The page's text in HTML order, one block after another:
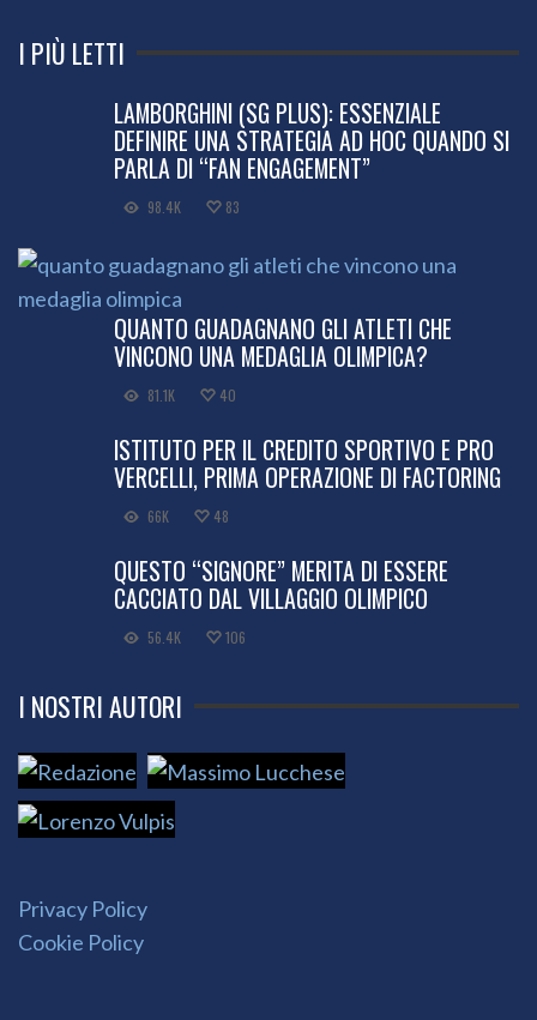
I PIÙ LETTI
LAMBORGHINI (SG PLUS): ESSENZIALE
DEFINIRE UNA STRATEGIA AD HOC QUANDO SI
PARLA DI “FAN ENGAGEMENT”
98.4K 83
QUANTO GUADAGNANO GLI ATLETI CHE
VINCONO UNA MEDAGLIA OLIMPICA?
81.1K 40
ISTITUTO PER IL CREDITO SPORTIVO E PRO
VERCELLI, PRIMA OPERAZIONE DI FACTORING
66K 48
QUESTO “SIGNORE” MERITA DI ESSERE
CACCIATO DAL VILLAGGIO OLIMPICO
56.4K 106
I NOSTRI AUTORI
Privacy Policy
Cookie Policy